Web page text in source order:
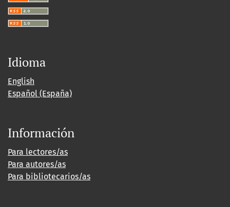
Idioma
English
Español (España)
Información
Para lectores/as
Para autores/as
Para bibliotecarios/as